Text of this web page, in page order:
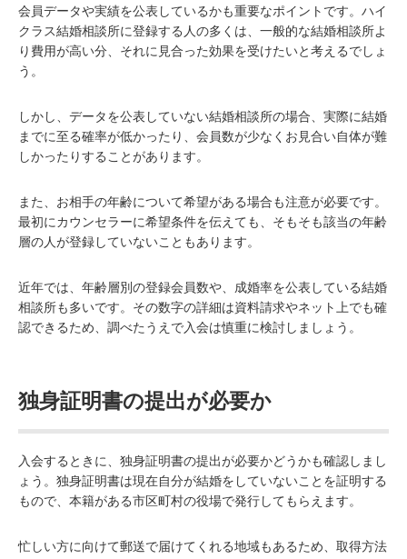
会員データや実績を公表しているかも重要なポイントです。ハイ
クラス結婚相談所に登録する人の多くは、一般的な結婚相談所よ
り費用が高い分、それに見合った効果を受けたいと考えるでしょ
う。
しかし、データを公表していない結婚相談所の場合、実際に結婚
までに至る確率が低かったり、会員数が少なくお見合い自体が難
しかったりすることがあります。
また、お相手の年齢について希望がある場合も注意が必要です。
最初にカウンセラーに希望条件を伝えても、そもそも該当の年齢
層の人が登録していないこともあります。
近年では、年齢層別の登録会員数や、成婚率を公表している結婚
相談所も多いです。その数字の詳細は資料請求やネット上でも確
認できるため、調べたうえで入会は慎重に検討しましょう。
独身証明書の提出が必要か
入会するときに、独身証明書の提出が必要かどうかも確認しまし
ょう。独身証明書は現在自分が結婚をしていないことを証明する
もので、本籍がある市区町村の役場で発行してもらえます。
忙しい方に向けて郵送で届けてくれる地域もあるため、取得方法